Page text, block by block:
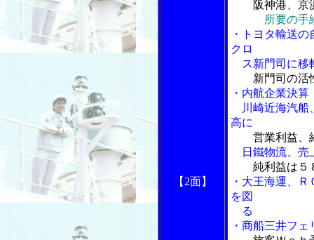
【2面】
阪神港、京
所要の手
・トヨタ輸送
クロ
ス新門司に移
新門司の活
・内航企業決算
川崎近海汽船
高に
営業利益、
日鐵物流、売
純利益は５
・大王海運、
を図
る
・商船三井フ